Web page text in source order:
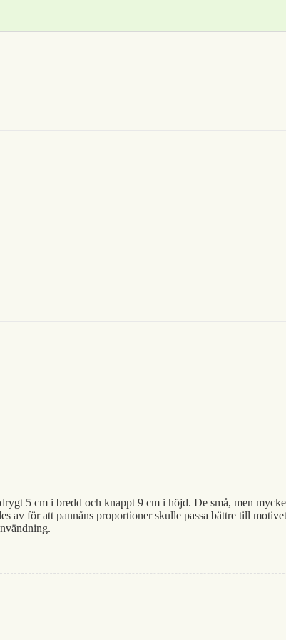
5 cm i bredd och knappt 9 cm i höjd. De små, men
av för att pannåns proportioner skulle passa bättre till